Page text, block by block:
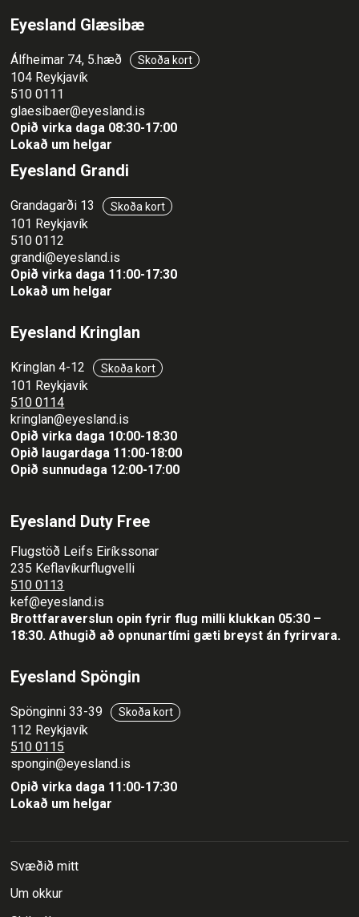
Eyesland Glæsibæ
Álfheimar 74, 5.hæð Skoða kort
104 Reykjavík
510 0111
glaesibaer@eyesland.is
Opið virka daga 08:30-17:00
Lokað um helgar
Eyesland Grandi
Grandagarði 13 Skoða kort
101 Reykjavík
510 0112
grandi@eyesland.is
Opið virka daga 11 :00-17:30
Lokað um helgar
Eyesland Kringlan
Kringlan 4-12 Skoða kort
101 Reykjavík
510 0114
kringlan@eyesland.is
Opið virka daga 10:00-18:30
Opið laugardaga 11:00-18:00
Opið sunnudaga 12:00-17:00
Eyesland Duty Free
Flugstöð Leifs Eiríkssonar
235 Keflavíkurflugvelli
510 0113
kef@eyesland.is
Brottfaraverslun opin fyrir flug milli klukkan 05:30 –
18:30.Athugið að opnunartími gæti breyst án fyrirvara.
Eyesland Spöngin
Spönginni 33-39 Skoða kort
112 Reykjavík
510 0115
spongin@eyesland.is
Opið virka daga 11:00-17:30
Lokað um helgar
Svæðið mitt
Um okkur